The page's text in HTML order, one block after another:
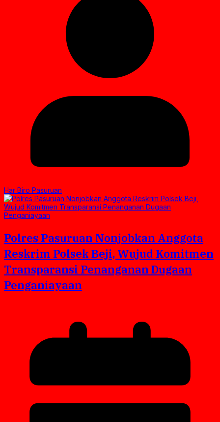
Har Biro Pasuruan
Polres Pasuruan Nonjobkan Anggota
Reskrim Polsek Beji, Wujud Komitmen
Transparansi Penanganan Dugaan
Penganiayaan